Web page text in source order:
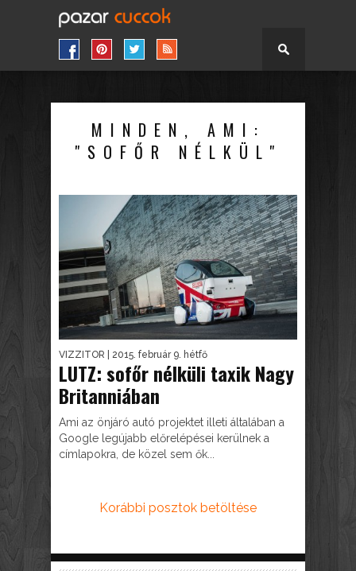
MINDEN, AMI:
"SOFŐR NÉLKÜL"
VIZZITOR | 2015. február 9. hétfő
LUTZ: sofőr nélküli taxik Nagy
Britanniában
Ami az önjáró autó projektet illeti általában a
Google legújabb előrelépései kerülnek a
címlapokra, de közel sem ők...
Korábbi posztok betöltése